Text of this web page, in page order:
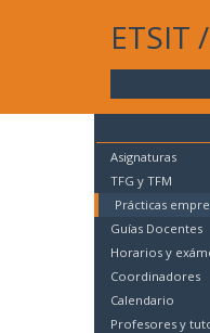
ETSIT /
Asignaturas
TFG y TFM
Prácticas
Guías Docentes
Horarios y
Coordinadores
Calendario
Profesores y